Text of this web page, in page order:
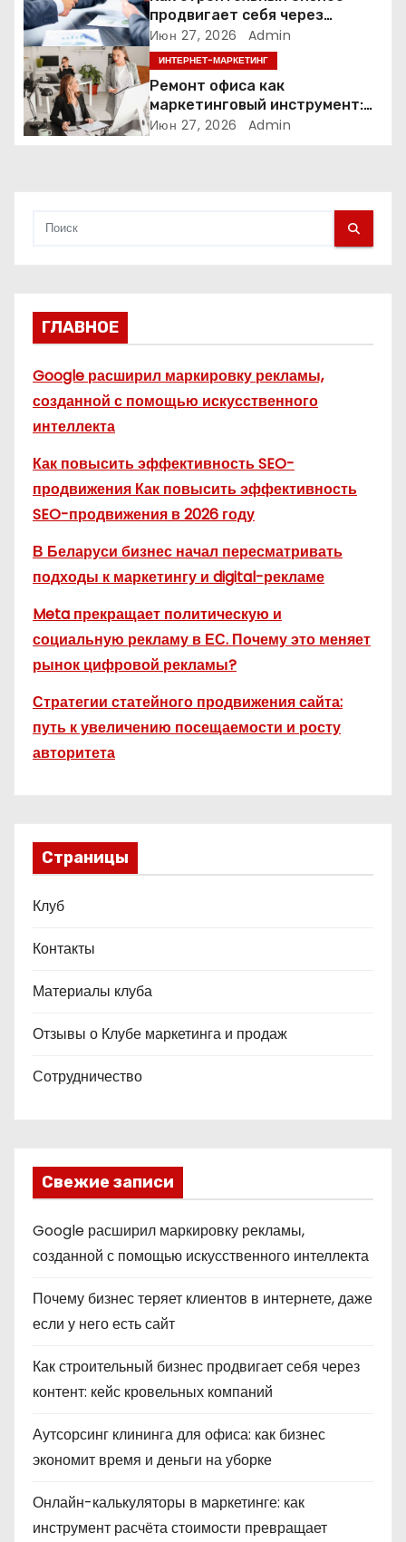
а
п
и
продвигает себя через
контент: кейс кровельных
компаний
Июн 27, 2026 Admin
ИНТЕРНЕТ-МАРКЕТИНГ
Ремонт офиса как
маркетинговый инструмент:
почему физическое
Июн 27, 2026 Admin
ГЛАВНОЕ
Google расширил маркировку рекламы,
созданной с помощью искусственного
интеллекта
Как повысить эффективность SEO-
продвижения Как повысить эффективность
SEO-продвижения в 2026 году
В Беларуси бизнес начал пересматривать
подходы к маркетингу и digital-рекламе
Meta прекращает политическую и
социальную рекламу в ЕС. Почему это меняет
рынок цифровой рекламы?
Стратегии статейного продвижения сайта:
путь к увеличению посещаемости и росту
авторитета
Страницы
Клуб
Контакты
Материалы клуба
Отзывы о Клубе маркетинга и продаж
Сотрудничество
Свежие записи
Google расширил маркировку рекламы,
созданной с помощью искусственного интеллекта
Почему бизнес теряет клиентов в интернете, даже
если у него есть сайт
Как строительный бизнес продвигает себя через
контент: кейс кровельных компаний
Аутсорсинг клининга для офиса: как бизнес
экономит время и деньги на уборке
Онлайн-калькуляторы в маркетинге: как
инструмент расчёта стоимости превращает